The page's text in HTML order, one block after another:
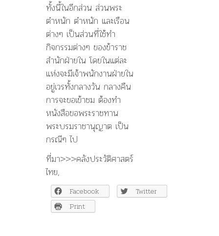
ทั้งนี้ในอีกส่วน ส่วนพระ
ตำหนัก ตำหนัก และเรือน
ต่างๆ เป็นส่วนที่ใช้ทำ
กิจกรรมต่างๆ ของข้าราช
สำนักฝ่ายใน โดยในแต่ละ
แห่งจะมีเจ้าพนักงานฝ่ายใน
อยู่เวรทั้งกลางวัน กลางคืน
การจะขอเข้าชม ต้องทำ
หนังสือขอพระราชทาน
พระบรมราชานุญาต เป็น
กรณีๆ ไป
ที่มา>>>คลังประวัติศาสตร์
ไทย,
Facebook
Twitter
Print